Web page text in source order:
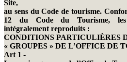
Site,
au sens du Code de tourisme.
12 du Code du Tourisme,
intégralement reproduits :
CONDITIONS PARTICULIÈRES
« GROUPES » DE L’OFFICE DE
Art 1 -